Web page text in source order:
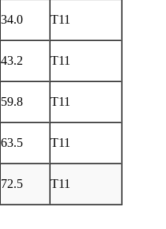
34.0 T11
43.2 T11
59.8 T11
63.5 T11
72.5 T11